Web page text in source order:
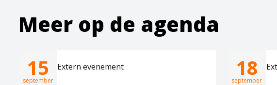
Meer op de agenda
15
september
Extern evenement 18
september